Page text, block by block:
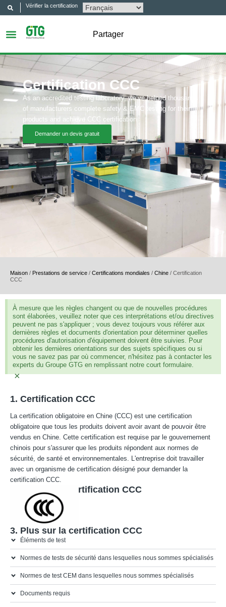
Vérifier la certification
Partager
Certification CCC
As an accredited testing laboratory, we’ve helped thousands
of manufacturers complete safety & EMC testing for their
products and achieve CCC certification.
Demander un devis gratuit
Maison / Prestations de service / Certifications mondiales / Chine / Certification
CCC
À mesure que les règles changent ou que de nouvelles procédures
sont élaborées, veuillez noter que ces interprétations et/ou directives
peuvent ne pas s'appliquer ; vous devez toujours vous référer aux
dernières règles et documents d'orientation pour déterminer quelles
procédures d'autorisation d'équipement doivent être suivies. Pour
obtenir les dernières orientations sur des sujets spécifiques ou si
vous ne savez pas par où commencer, n'hésitez pas à contacter les
experts du Groupe GTG en remplissant notre court formulaire.
×
1. Certification CCC
La certification obligatoire en Chine (CCC) est une certification
obligatoire que tous les produits doivent avoir avant de pouvoir être
vendus en Chine. Cette certification est requise par le gouvernement
chinois pour s'assurer que les produits répondent aux normes de
sécurité, de santé et environnementales. L'entreprise doit travailler
avec un organisme de certification désigné pour demander la
certification CCC.
2. Marque de certification CCC
3. Plus sur la certification CCC
Éléments de test
Normes de tests de sécurité dans lesquelles nous sommes spécialisés
Normes de test CEM dans lesquelles nous sommes spécialisés
Documents requis